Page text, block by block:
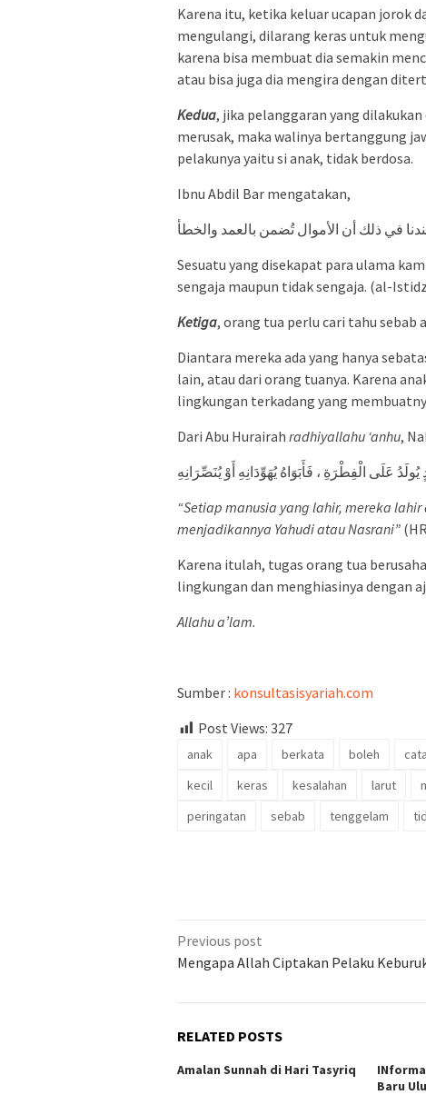
Karena itu, ketika keluar ucapan jorok
mengulangi, dilarang keras untuk
karena bisa membuat dia semakin
atau bisa juga dia mengira dengan
Kedua, jika pelanggaran yang
merusak, maka walinya bertanggung
pelakunya yaitu si anak, tidak berdosa.
Ibnu Abdil Bar mengatakan,
في ذلك أن الأموال تُضمن بالعمد والخطأ
Sesuatu yang disekapat para ulama
sengaja maupun tidak sengaja. (al-
Ketiga, orang tua perlu cari tahu
Diantara mereka ada yang hanya
lain, atau dari orang tuanya. Karena
lingkungan terkadang yang
Dari Abu Hurairah radhiyallahu ‘anhu,
عَلَى الْفِطْرَةِ ، فَأَبَوَاهُ يُهَوِّدَانِهِ أَوْ يُنَصِّرَانِهِ
“Setiap manusia yang lahir, mereka
menjadikannya Yahudi atau Nasrani”
Karena itulah, tugas orang tua
lingkungan dan menghiasinya dengan
Allahu a’lam.
Sumber : konsultasisyariah.com
Post Views: 327
anak apa berkata boleh
kecil
keras kesalahan larut
peringatan
sebab tenggelam
Previous post
Mengapa Allah Ciptakan Pelaku
RELATED POSTS
Amalan Sunnah di Hari Tasyriq
Baru